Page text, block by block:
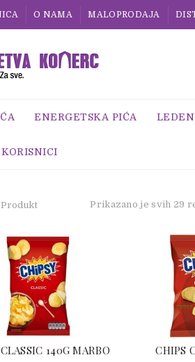
O NAMA MALOPRODAJA
ENERGETSKA PIĆA
Prikazano je svih 29
140G MARBO CHIPS